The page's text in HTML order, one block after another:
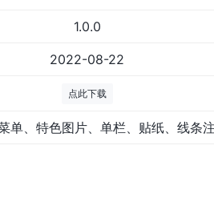
1.0.0
2022-08-22
点此下载
单、特色图片、单栏、贴纸、线条